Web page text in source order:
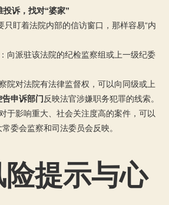
投诉，找对“婆家”
只盯着法院内部的信访窗口，那样容易“内
：向派驻该法院的纪检监察组或上一级纪委
院对法院有法律监督权，可以向同级或上
告申诉部门反映法官涉嫌职务犯罪的线索。
对于影响重大、社会关注度高的案件，可以
委会监察和司法委员会反映。
提示与心